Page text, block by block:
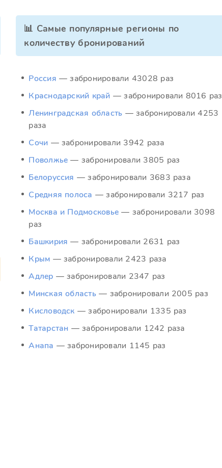
📊 Самые популярные регионы по
количеству бронирований
Россия — забронировали 43028 раз
Краснодарский край — забронировали 8016 раз
Ленинградская область — забронировали 4253
раза
Сочи — забронировали 3942 раза
Поволжье — забронировали 3805 раз
Белоруссия — забронировали 3683 раза
Средняя полоса — забронировали 3217 раз
Москва и Подмосковье — забронировали 3098
раз
Башкирия — забронировали 2631 раз
Крым — забронировали 2423 раза
Адлер — забронировали 2347 раз
Минская область — забронировали 2005 раз
Кисловодск — забронировали 1335 раз
Татарстан — забронировали 1242 раза
Анапа — забронировали 1145 раз